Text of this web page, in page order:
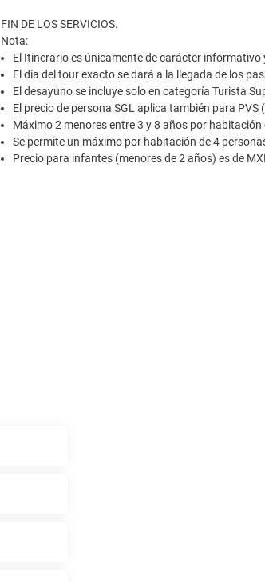
FIN DE LOS SERVICIOS.
Nota:
El Itinerario es únicamente de carácter
El día del tour exacto se dará a la llegada de los
El desayuno se incluye solo en categoría Turista
El precio de persona SGL aplica también para
Máximo 2 menores entre 3 y 8 años por
Se permite un máximo por habitación de 4
Precio para infantes (menores de 2 años) es de